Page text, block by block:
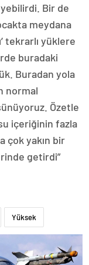
Bir de
meydana
tekrarlı yüklere
buradaki
Buradan yola
normal
Özetle
içeriğinin fazla
çok yakın bir
getirdi”
Yüksek